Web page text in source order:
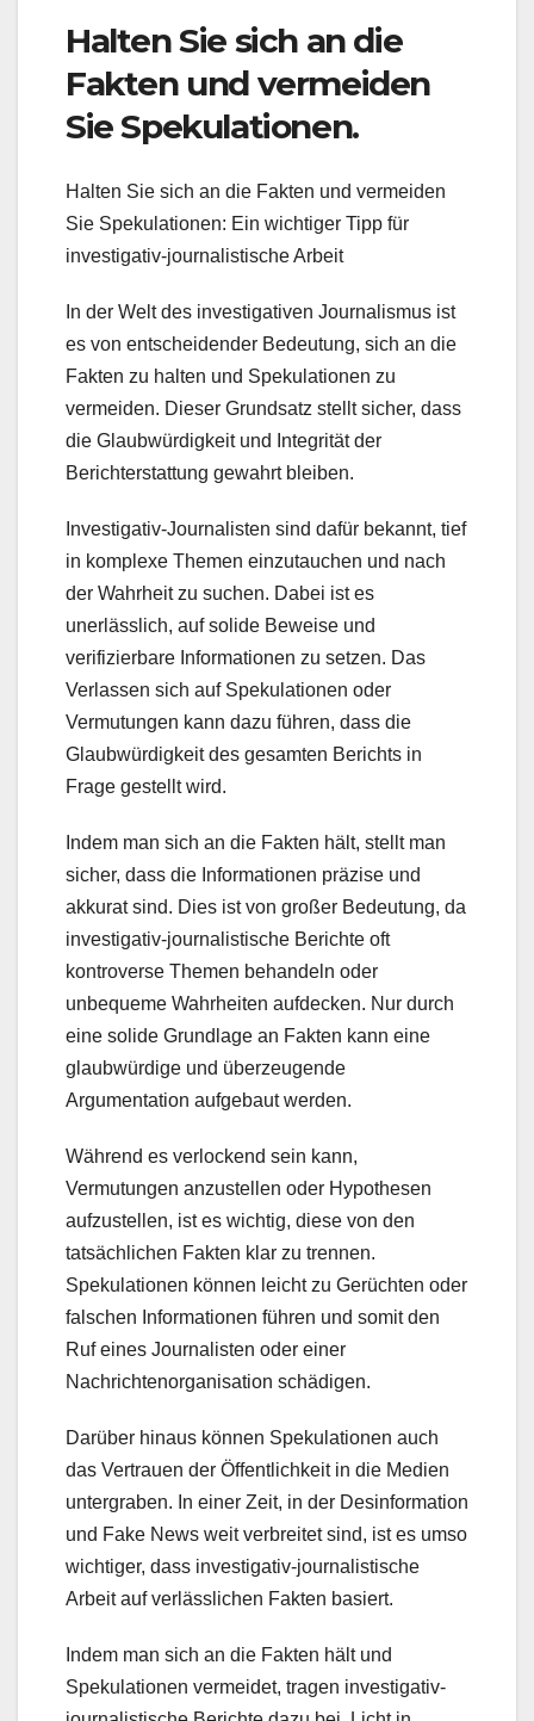
Halten Sie sich an die
Fakten und vermeiden
Sie Spekulationen.
Halten Sie sich an die Fakten und vermeiden
Sie Spekulationen: Ein wichtiger Tipp für
investigativ-journalistische Arbeit
In der Welt des investigativen Journalismus ist
es von entscheidender Bedeutung, sich an die
Fakten zu halten und Spekulationen zu
vermeiden. Dieser Grundsatz stellt sicher, dass
die Glaubwürdigkeit und Integrität der
Berichterstattung gewahrt bleiben.
Investigativ-Journalisten sind dafür bekannt, tief
in komplexe Themen einzutauchen und nach
der Wahrheit zu suchen. Dabei ist es
unerlässlich, auf solide Beweise und
verifizierbare Informationen zu setzen. Das
Verlassen sich auf Spekulationen oder
Vermutungen kann dazu führen, dass die
Glaubwürdigkeit des gesamten Berichts in
Frage gestellt wird.
Indem man sich an die Fakten hält, stellt man
sicher, dass die Informationen präzise und
akkurat sind. Dies ist von großer Bedeutung, da
investigativ-journalistische Berichte oft
kontroverse Themen behandeln oder
unbequeme Wahrheiten aufdecken. Nur durch
eine solide Grundlage an Fakten kann eine
glaubwürdige und überzeugende
Argumentation aufgebaut werden.
Während es verlockend sein kann,
Vermutungen anzustellen oder Hypothesen
aufzustellen, ist es wichtig, diese von den
tatsächlichen Fakten klar zu trennen.
Spekulationen können leicht zu Gerüchten oder
falschen Informationen führen und somit den
Ruf eines Journalisten oder einer
Nachrichtenorganisation schädigen.
Darüber hinaus können Spekulationen auch
das Vertrauen der Öffentlichkeit in die Medien
untergraben. In einer Zeit, in der Desinformation
und Fake News weit verbreitet sind, ist es umso
wichtiger, dass investigativ-journalistische
Arbeit auf verlässlichen Fakten basiert.
Indem man sich an die Fakten hält und
Spekulationen vermeidet, tragen investigativ-